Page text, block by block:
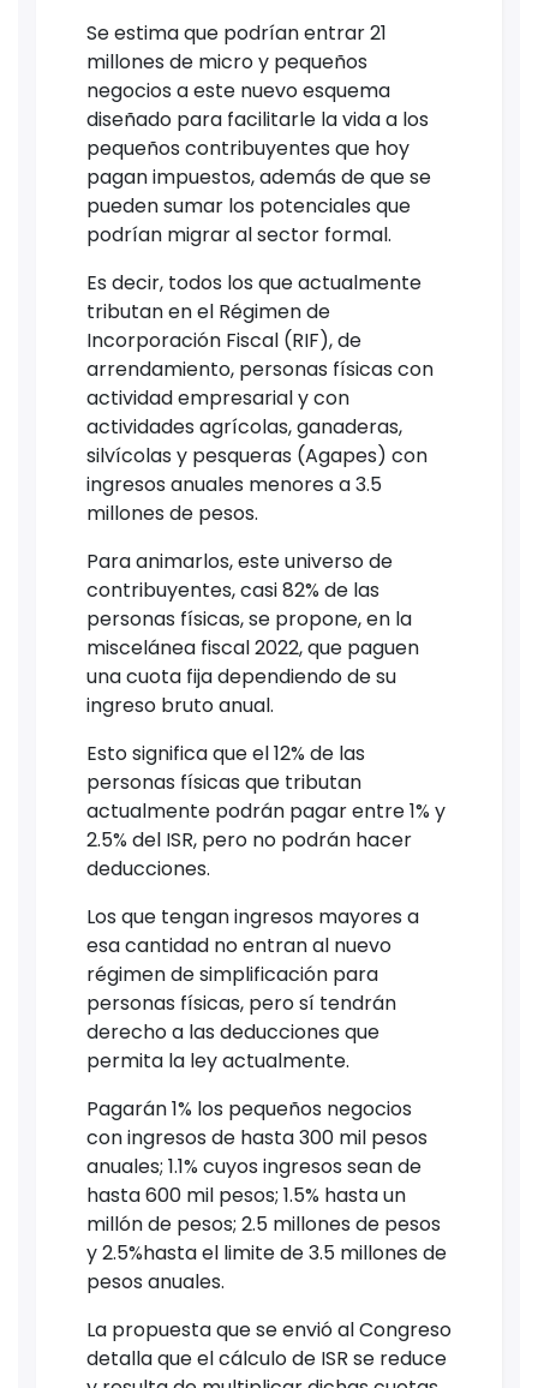
Se estima que podrían entrar 21
millones de micro y pequeños
negocios a este nuevo esquema
diseñado para facilitarle la vida a los
pequeños contribuyentes que hoy
pagan impuestos, además de que se
pueden sumar los potenciales que
podrían migrar al sector formal.
Es decir, todos los que actualmente
tributan en el Régimen de
Incorporación Fiscal (RIF), de
arrendamiento, personas físicas con
actividad empresarial y con
actividades agrícolas, ganaderas,
silvícolas y pesqueras (Agapes) con
ingresos anuales menores a 3.5
millones de pesos.
Para animarlos, este universo de
contribuyentes, casi 82% de las
personas físicas, se propone, en la
miscelánea fiscal 2022, que paguen
una cuota fija dependiendo de su
ingreso bruto anual.
Esto significa que el 12% de las
personas físicas que tributan
actualmente podrán pagar entre 1% y
2.5% del ISR, pero no podrán hacer
deducciones.
Los que tengan ingresos mayores a
esa cantidad no entran al nuevo
régimen de simplificación para
personas físicas, pero sí tendrán
derecho a las deducciones que
permita la ley actualmente.
Pagarán 1% los pequeños negocios
con ingresos de hasta 300 mil pesos
anuales; 1.1% cuyos ingresos sean de
hasta 600 mil pesos; 1.5% hasta un
millón de pesos; 2.5 millones de pesos
y 2.5%hasta el limite de 3.5 millones de
pesos anuales.
La propuesta que se envió al Congreso
detalla que el cálculo de ISR se reduce